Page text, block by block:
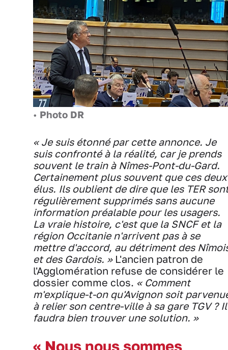
• Photo DR
« Je suis étonné par cette annonce. Je
suis confronté à la réalité, car je prends
souvent le train à Nîmes-Pont-du-Gard.
Certainement plus souvent que ces deux
élus. Ils oublient de dire que les TER
régulièrement supprimés sans aucune
information préalable pour les usagers.
La vraie histoire, c'est que la SNCF et la
région Occitanie n'arrivent pas à se
mettre d'accord, au détriment des
et des Gardois. » L'ancien patron de
l'Agglomération refuse de considérer le
dossier comme clos. « Comment
m'explique-t-on qu'Avignon soit
à relier son centre-ville à sa gare TGV ? Il
faudra bien trouver une solution. »
« Nous nous sommes